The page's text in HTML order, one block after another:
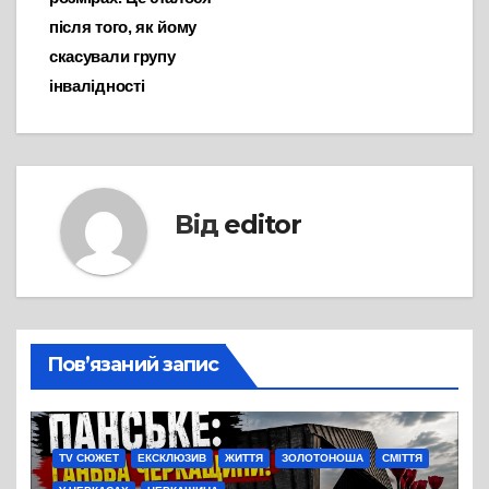
після того, як йому
скасували групу
інвалідності
Від editor
Пов’язаний запис
TV СЮЖЕТ ЕКСКЛЮЗИВ ЖИТТЯ ЗОЛОТОНОША СМІТТЯ